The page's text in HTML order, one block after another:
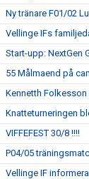
Ny tränare F01/02
Vellinge IFs
Start-upp: NextGen
55 Målmaend på
Kennetth Folkesson
Knatteturneringen
VIFFEFEST 30/8 !!!!
P04/05
Vellinge IF